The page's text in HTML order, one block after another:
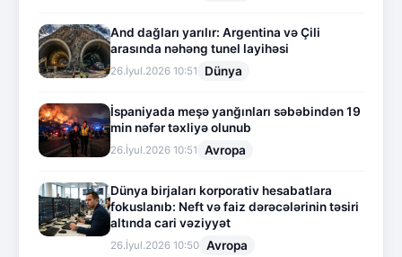
And dağları yarılır: Argentina və Çili
arasında nəhəng tunel layihəsi
26.İyul.2026 10:51 Dünya
İspaniyada meşə yanğınları səbəbindən 19
min nəfər təxliyə olunub
26.İyul.2026 10:51 Avropa
Dünya birjaları korporativ hesabatlara
fokuslanıb: Neft və faiz dərəcələrinin təsiri
altında cari vəziyyət
26.İyul.2026 10:50 Avropa